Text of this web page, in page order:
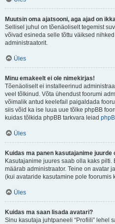
Muutsin oma ajatsooni, aga ajad on
Sellisel juhul on tõenäoliselt tegemist
võivad esineda selle tõttu väiksed
administraatorit.
Üles
Minu emakeelt ei ole nimekirjas!
Tõenäoliselt ei installeerinud
veel tõlkinud. Võta ühendust foorumi
võimalik antud keelefail paigaldada
siis võid ka ise luua uue tõlke phpBB
kuidas tõlkida phpBB tarkvara leiad
Üles
Kuidas ma panen kasutajanime juurde
Kasutajanime juures saab olla kaks
määrab administraator. Teine on avatar
(kui avataride kasutamine pole foorumis
Üles
Kuidas ma saan lisada avatari?
Sinu kasutaja juhtpaneeli “Profiili” lehel